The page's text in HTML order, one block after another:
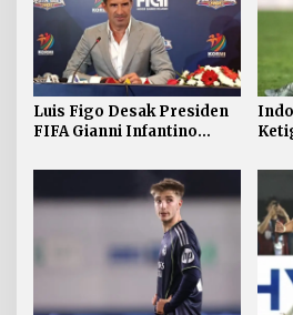
Luis Figo Desak Presiden
FIFA Gianni Infantino